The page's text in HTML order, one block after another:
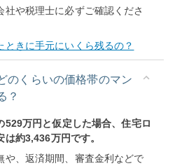
社や税理士に必ずご確認くださ
ときに手元にいくら残るの？
のくらいの価格帯のマン
？
529万円と仮定した場合、住宅ロ
約3,436万円です。
や、返済期間、審査金利などで